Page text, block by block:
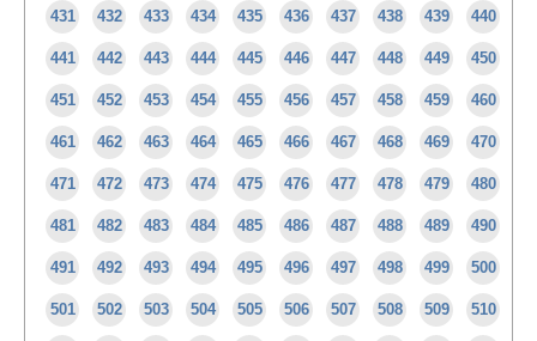
431 432 433 434 435 436 437 438 439 440
441 442 443 444 445 446 447 448 449 450
451 452 453 454 455 456 457 458 459 460
461 462 463 464 465 466 467 468 469 470
471 472 473 474 475 476 477 478 479 480
481 482 483 484 485 486 487 488 489 490
491 492 493 494 495 496 497 498 499 500
501 502 503 504 505 506 507 508 509 510